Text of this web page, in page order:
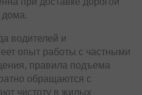
дома.
водителей и
опыт работы с частными
правила подъема
обращаются с
чистоту в жилых